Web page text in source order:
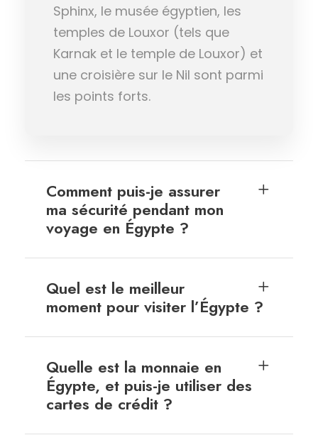
Sphinx, le musée égyptien, les
temples de Louxor (tels que
Karnak et le temple de Louxor) et
une croisière sur le Nil sont parmi
les points forts.
Comment puis-je assurer
ma sécurité pendant mon
voyage en Égypte ?
Quel est le meilleur
moment pour visiter l’Égypte ?
Quelle est la monnaie en
Égypte, et puis-je utiliser des
cartes de crédit ?